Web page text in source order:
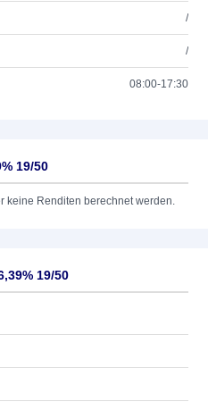
/
/
08:00-17:30
19/50
keine Renditen berechnet werden.
19/50